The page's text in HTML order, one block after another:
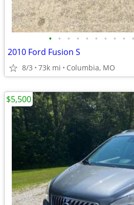
• • • • • • • • • •
2010 Ford Fusion S
8/3 73k mi Columbia, MO
$5,500